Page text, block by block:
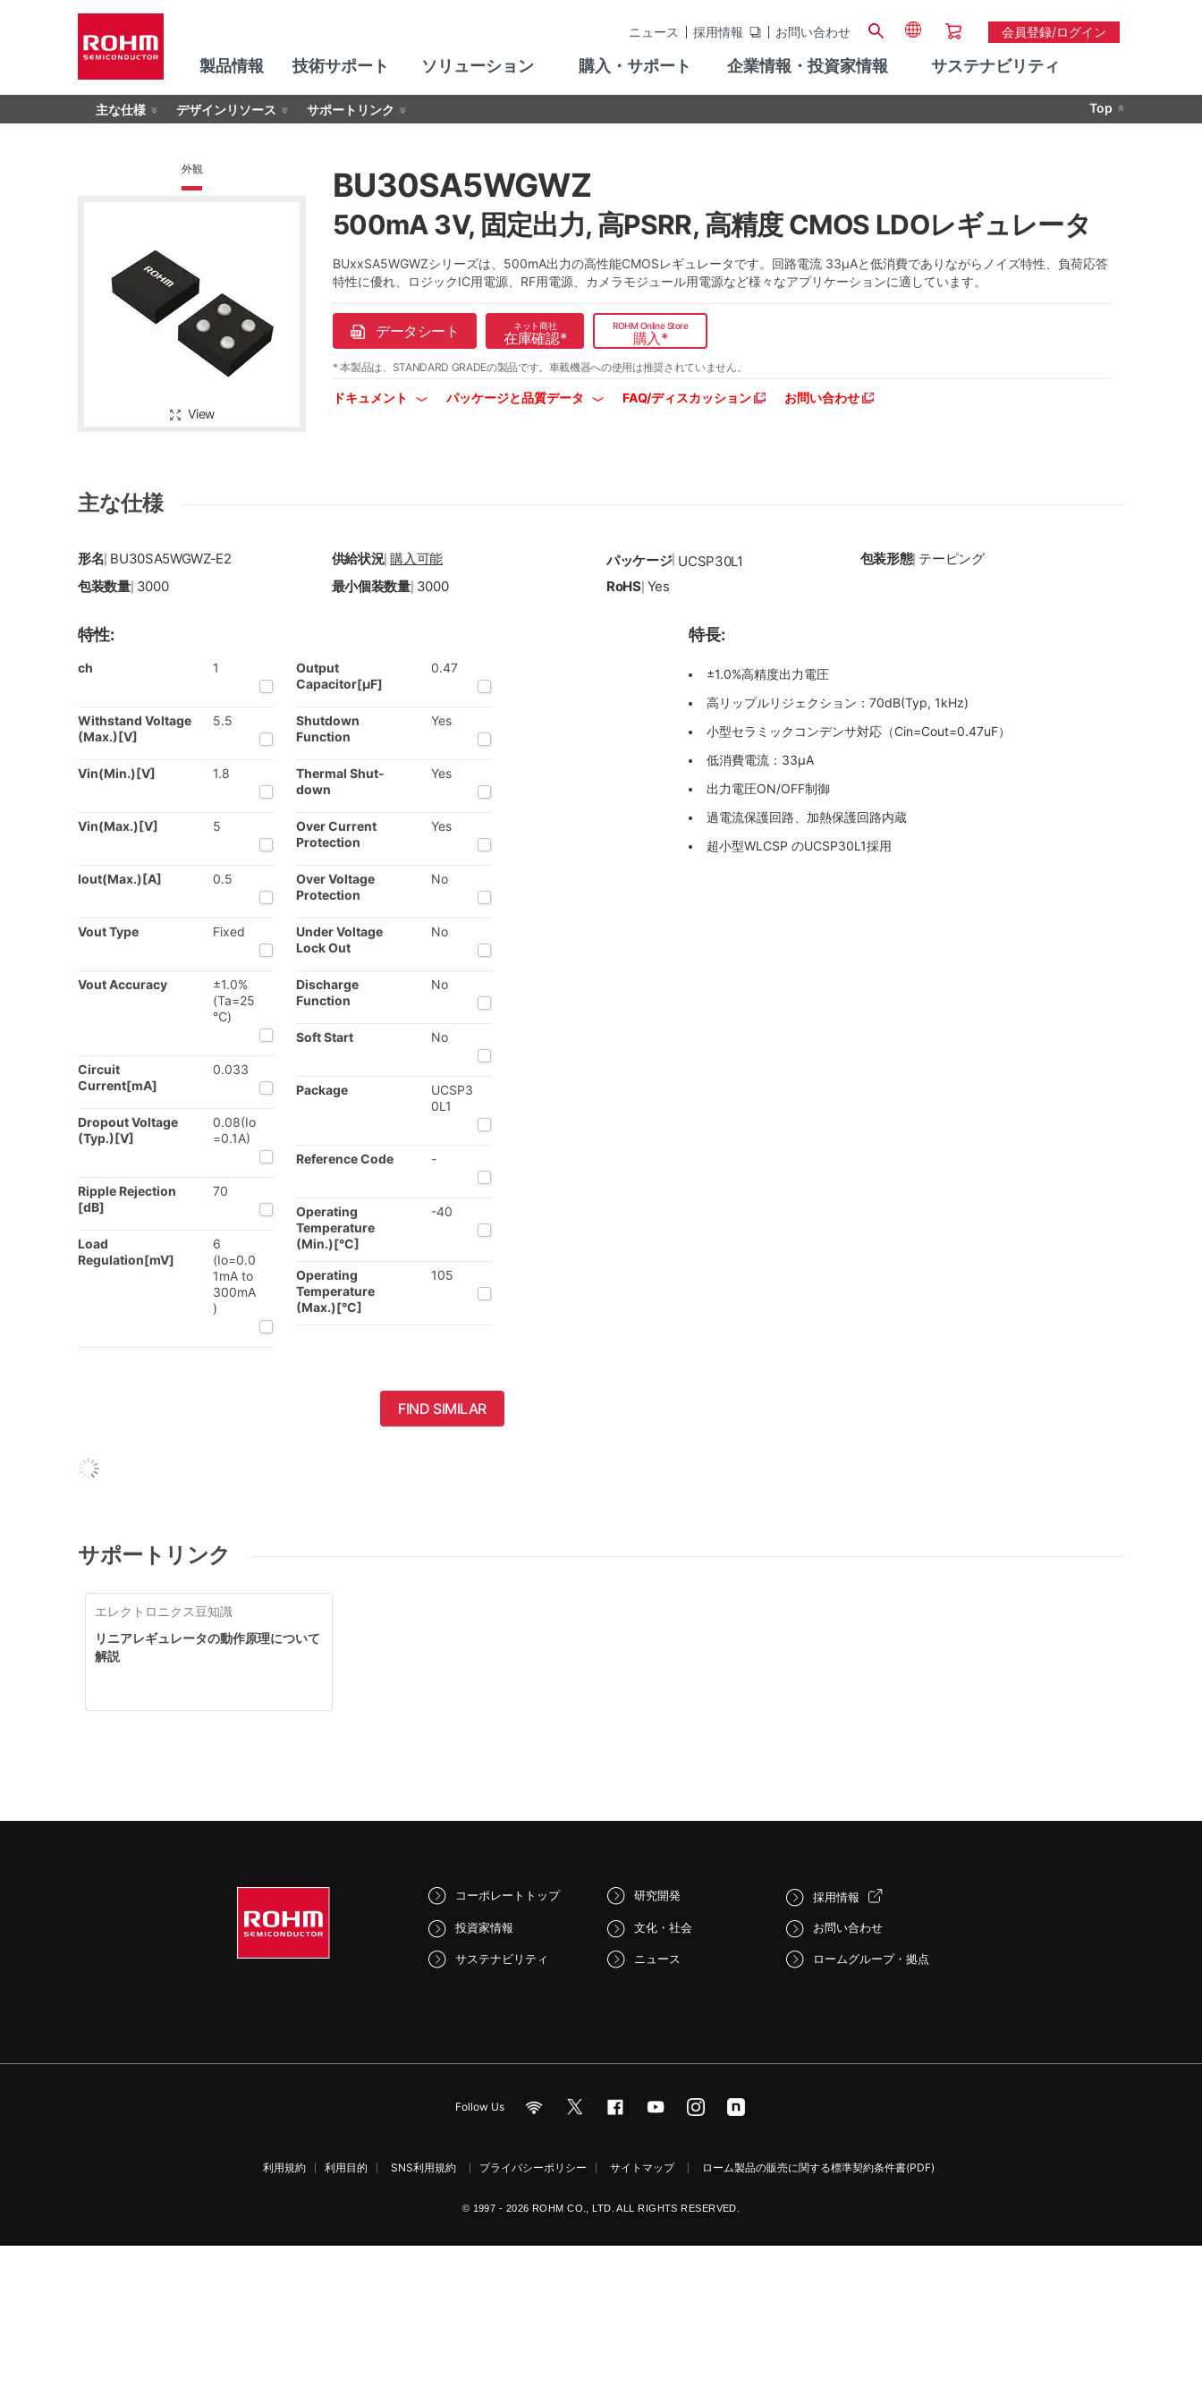
ニュース 採用情報 お問い合わせ 会員登録/ログイン
製品情報 技術サポート ソリューション 購入・サポート 企業情報・投資家情報 サステナビリティ
主な仕様 デザインリソース サポートリンク Top
外観
View
BU30SA5WGWZ
500mA 3V, 固定出力, 高PSRR, 高精度 CMOS LDOレギュレータ
BUxxSA5WGWZシリーズは、500mA出力の高性能CMOSレギュレータです。回路電流 33μAと低消費でありながらノイズ特性、負荷応答
特性に優れ、ロジックIC用電源、RF用電源、カメラモジュール用電源など様々なアプリケーションに適しています。
データシート ネット商社
在庫確認*
ROHM Online Store
購入*
* 本製品は、STANDARD GRADEの製品です。 車載機器への使用は推奨されていません。
ドキュメント パッケージと品質データ FAQ/ディスカッション お問い合わせ
主な仕様
形名 BU30SA5WGWZ-E2 供給状況|購入可能 パッケージ| UCSP30L1 包装形態| テーピング
包装数量| 3000 最小個装数量| 3000 RoHS| Yes
特性:
ch 1
Withstand Voltage
(Max.)[V]
5.5
Vin(Min.)[V] 1.8
Vin(Max.)[V] 5
Iout(Max.)[A] 0.5
Vout Type Fixed
Vout Accuracy
±1.0%
(Ta=25
℃)
Circuit
Current[mA]
0.033
Dropout Voltage
(Typ.)[V]
0.08(Io
=0.1A)
Ripple Rejection
[dB]
70
Load
Regulation[mV]
6
(Io=0.0
1mA to
300mA
)
Output
Capacitor[µF]
0.47
Shutdown
Function
Yes
Thermal Shut-
down
Yes
Over Current
Protection
Yes
Over Voltage
Protection
No
Under Voltage
Lock Out
No
Discharge
Function
No
Soft Start No
Package
UCSP3
0L1
Reference Code -
Operating
Temperature
(Min.)[°C]
-40
Operating
Temperature
(Max.)[°C]
105
FIND SIMILAR
特長:
±1.0%高精度出力電圧
高リップルリジェクション：70dB(Typ, 1kHz)
小型セラミックコンデンサ対応（Cin=Cout=0.47uF）
低消費電流：33μA
出力電圧ON/OFF制御
過電流保護回路、加熱保護回路内蔵
超小型WLCSP のUCSP30L1採用
サポートリンク
エレクトロニクス豆知識
リニアレギュレータの動作原理について
解説
コーポレートトップ
投資家情報
サステナビリティ
研究開発
文化・社会
ニュース
採用情報
お問い合わせ
ロームグループ・拠点
Follow Us
利用規約 利用目的 SNS利用規約 プライバシーポリシー サイトマップ ローム製品の販売に関する標準契約条件書(PDF)
© 1997 - 2026 ROHM CO., LTD. ALL RIGHTS RESERVED.